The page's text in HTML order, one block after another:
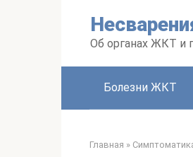
Об органах ЖКТ и
Болезни ЖКТ
Главная »